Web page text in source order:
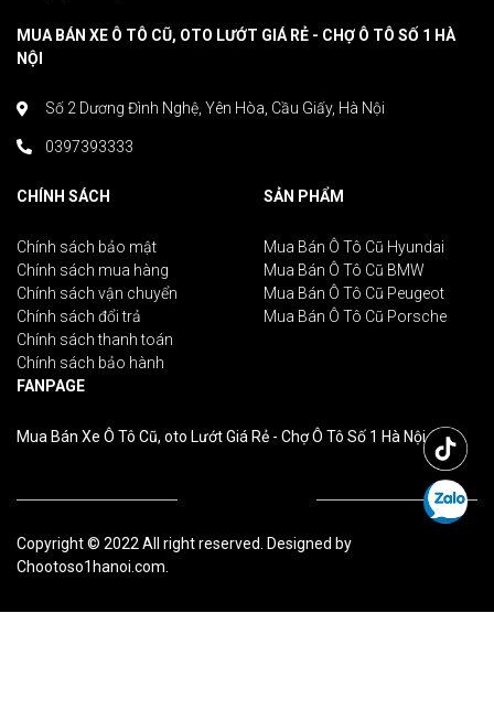
MUA BÁN XE Ô TÔ CŨ, OTO LƯỚT GIÁ RẺ - CHỢ Ô TÔ SỐ 1 HÀ
NỘI
Số 2 Dương Đình Nghệ, Yên Hòa, Cầu Giấy, Hà Nội
0397393333
CHÍNH SÁCH
Chính sách bảo mật
Chính sách mua hàng
Chính sách vận chuyển
Chính sách đổi trả
Chính sách thanh toán
Chính sách bảo hành
SẢN PHẨM
Mua Bán Ô Tô Cũ Hyundai
Mua Bán Ô Tô Cũ BMW
Mua Bán Ô Tô Cũ Peugeot
Mua Bán Ô Tô Cũ Porsche
FANPAGE
Mua Bán Xe Ô Tô Cũ, oto Lướt Giá Rẻ - Chợ Ô Tô Số 1 Hà Nội
Copyright © 2022 All right reserved. Designed by
Chootoso1hanoi.com.